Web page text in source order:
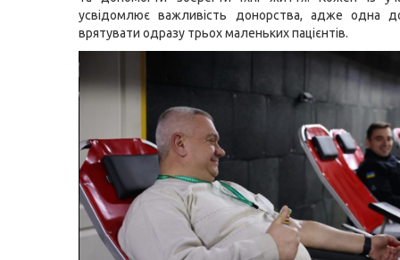
усвідомлює важливість донорства, адже одна
врятувати одразу трьох маленьких пацієнтів.